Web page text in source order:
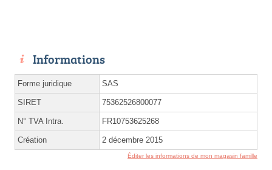
Informations
Forme juridique SAS
SIRET 75362526800077
N° TVA Intra. FR10753625268
Création 2 décembre 2015
Éditer les informations de mon magasin famille